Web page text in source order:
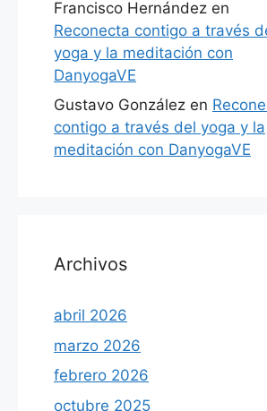
Francisco Hernández en
Reconecta contigo a través
yoga y la meditación con
DanyogaVE
Gustavo González en
contigo a través del yoga y la
meditación con DanyogaVE
Archivos
abril 2026
marzo 2026
febrero 2026
octubre 2025